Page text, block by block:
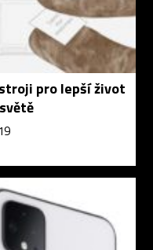
pro lepší život